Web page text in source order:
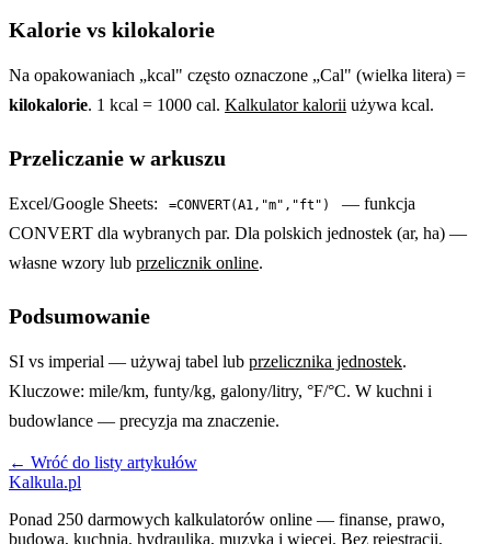
Kalorie vs kilokalorie
Na opakowaniach „kcal" często oznaczone „Cal" (wielka litera) =
kilokalorie. 1 kcal = 1000 cal. Kalkulator kalorii używa kcal.
Przeliczanie w arkuszu
Excel/Google Sheets: =CONVERT(A1,"m","ft")
— funkcja
CONVERT dla wybranych par. Dla polskich jednostek (ar, ha) —
własne wzory lub przelicznik online.
Podsumowanie
SI vs imperial — używaj tabel lub przelicznika jednostek.
Kluczowe: mile/km, funty/kg, galony/litry, °F/°C. W kuchni i
budowlance — precyzja ma znaczenie.
← Wróć do listy artykułów
Kalkula.pl
Ponad 250 darmowych kalkulatorów online — finanse, prawo,
budowa, kuchnia, hydraulika, muzyka i więcej. Bez rejestracji,